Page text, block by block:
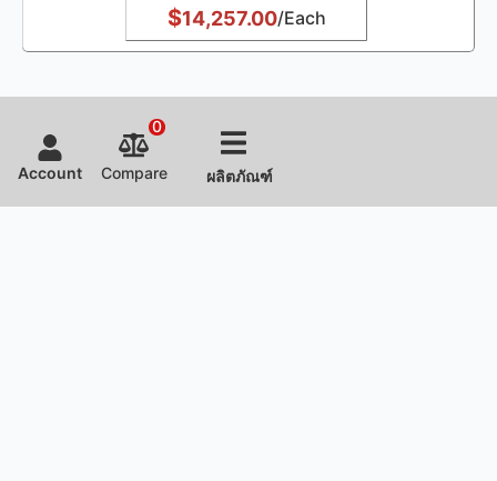
$14,257.00/Each
Account Compare
0
ผลิตภัณฑ์